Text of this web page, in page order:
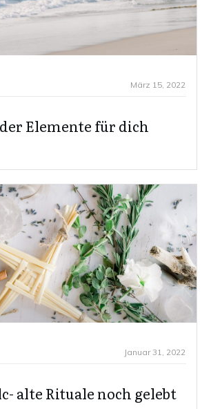
März 15, 2022
Elemente für dich
Januar 31, 2022
alte Rituale noch gelebt